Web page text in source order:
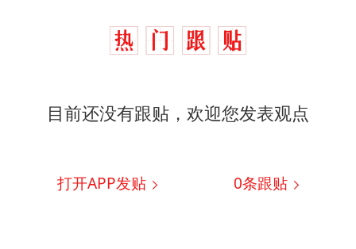
目前还没有跟贴，欢迎您发表观点
打开APP发贴 0条跟贴